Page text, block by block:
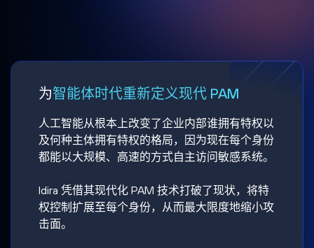
为智能体时代重新定义现代 PAM
人工智能从根本上改变了企业内部谁拥有特权以
及何种主体拥有特权的格局，因为现在每个身份
都能以大规模、高速的方式自主访问敏感系统。
Idira 凭借其现代化 PAM 技术打破了现状，将特
权控制扩展至每个身份，从而最大限度地缩小攻
击面。